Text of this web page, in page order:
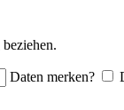
Daten merken?